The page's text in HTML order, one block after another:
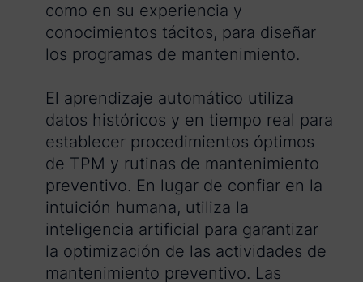
como en su experiencia y
conocimientos tácitos, para diseñar
los programas de mantenimiento.
El aprendizaje automático utiliza
datos históricos y en tiempo real para
establecer procedimientos óptimos
de TPM y rutinas de mantenimiento
preventivo. En lugar de confiar en la
intuición humana, utiliza la
inteligencia artificial para garantizar
la optimización de las actividades de
mantenimiento preventivo. Las